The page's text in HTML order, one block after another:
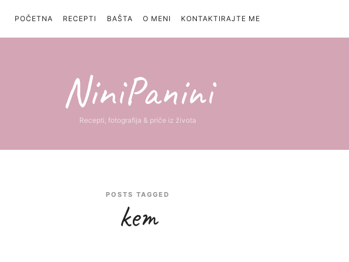
NiniPanini
NiniPanini
Recepti, fotografija & priče iz života
POČETNA RECEPTI BAŠTA O MENI KONTAKTIRAJTE ME
POSTS TAGGED
kem